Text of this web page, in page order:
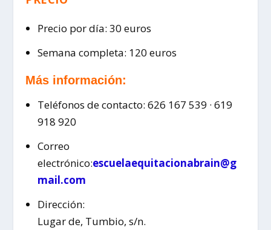
Precio por día: 30 euros
Semana completa: 120 euros
Más información:
Teléfonos de contacto: 626 167 539 · 619
918 920
Correo
electrónico:escuelaequitacionabrain@g
mail.com
Dirección:
Lugar de, Tumbio, s/n.